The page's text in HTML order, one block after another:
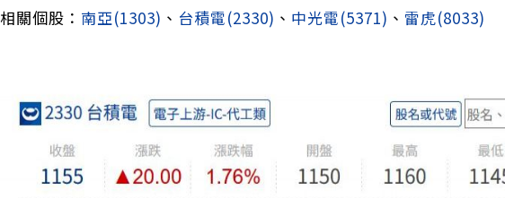
相關個股： 南亞(1303) 、 台積電(2330) 、 中光電(5371) 、 雷虎(8033)